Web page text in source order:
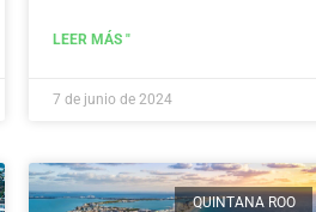
de Turismo, México ocupa el
millones de dólares en ingresos
LEER MÁS "
7 de junio de 2024
QUINTANA ROO